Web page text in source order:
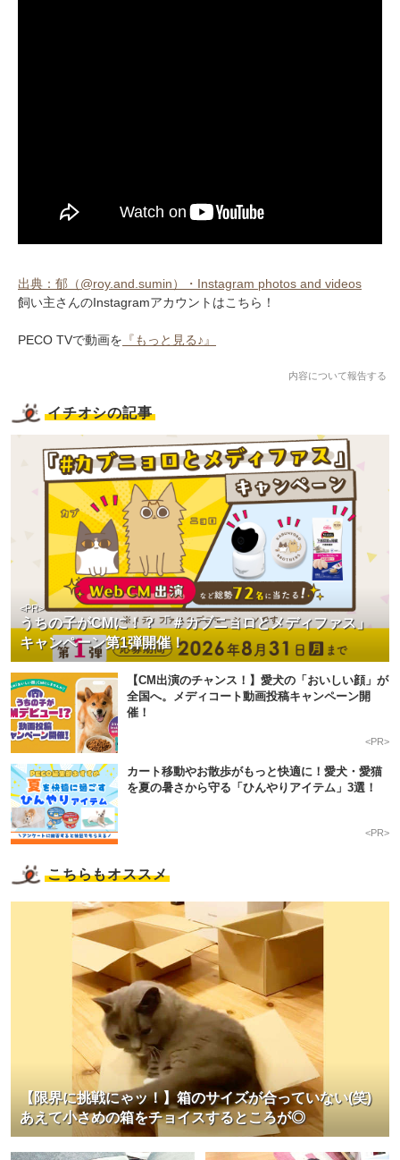
出典：郁（@roy.and.sumin）・Instagram photos and videos
飼い主さんのInstagramアカウントはこちら！
PECO TVで動画を 『もっと見る♪』
内容について報告する
イチオシの記事
うちの子がCMに！？「＃カブニョロとメディファス」
キャンペーン第1弾開催！
<PR>
【CM出演のチャンス！】愛犬の「おいしい顔」が
全国へ。メディコート動画投稿キャンペーン開
催！
<PR>
カート移動やお散歩がもっと快適に！愛犬・愛猫
を夏の暑さから守る「ひんやりアイテム」3選！
<PR>
こちらもオススメ
【限界に挑戦にゃッ！】箱のサイズが合っていない(笑)
あえて小さめの箱をチョイスするところが◎